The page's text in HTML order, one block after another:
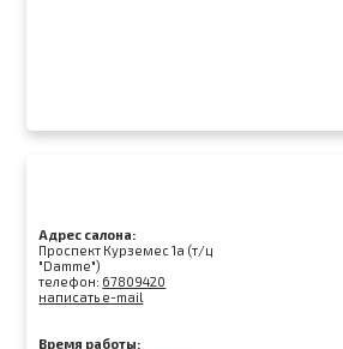
Адрес салона:
Проспект Курземес 1а (т/ц
"Damme")
телефон: 67809420
написать e-mail
Время работы: